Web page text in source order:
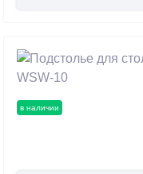
в наличии